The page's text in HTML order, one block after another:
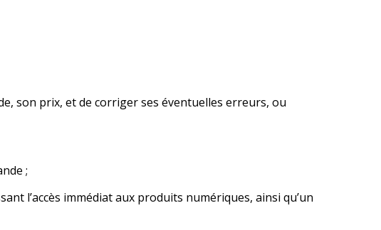
son prix, et de corriger ses éventuelles erreurs, ou
;
l’accès immédiat aux produits numériques, ainsi qu’un